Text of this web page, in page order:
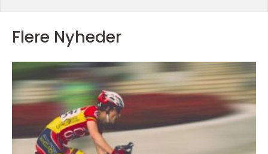
Flere Nyheder